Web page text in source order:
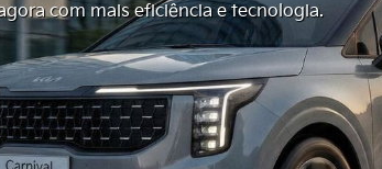
com mais eficiência e tecnologia.